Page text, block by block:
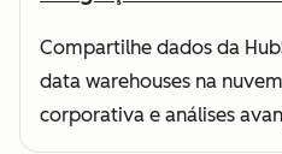
Compartilhe dados da
data warehouses na
corporativa e análises